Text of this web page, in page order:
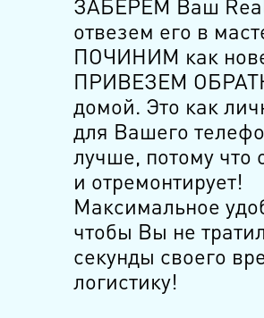
ЗАБЕРЕМ Ваш
отвезем его в
ПОЧИНИМ как
ПРИВЕЗЕМ
домой. Это как
для Вашего
лучше, потому что
и отремонтирует!
Максимальное
чтобы Вы не
секунды своего
логистику!